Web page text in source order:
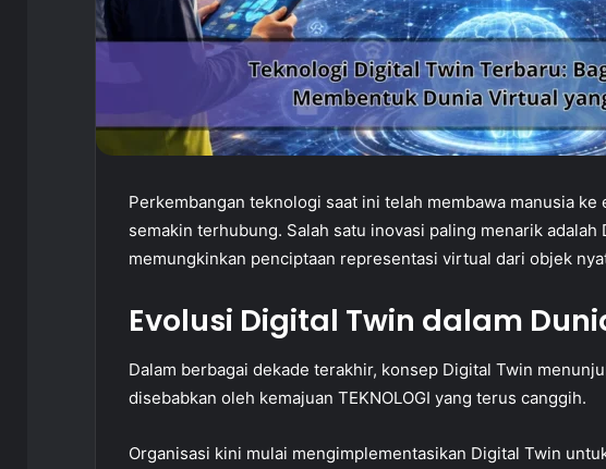
Perkembangan teknologi saat ini telah membawa manusia
semakin terhubung. Salah satu inovasi paling menarik
memungkinkan penciptaan representasi virtual dari objek
Evolusi Digital Twin dalam
Dalam berbagai dekade terakhir, konsep Digital Twin
disebabkan oleh kemajuan TEKNOLOGI yang terus canggih.
Organisasi kini mulai mengimplementasikan Digital Twin